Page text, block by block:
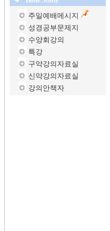
주일예배메시지
성경공부문제지
수양회강의
특강
구약강의자료실
신약강의자료실
강의안책자